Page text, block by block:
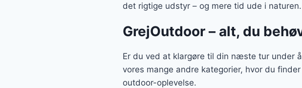
det rigtige udstyr – og mere tid ude i naturen.
GrejOutdoor – alt, du
Er du ved at klargøre til din næste tur under
vores mange andre kategorier, hvor du
outdoor-oplevelse.